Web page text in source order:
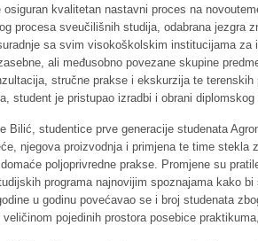
kvalitetan nastavni proces na
procesa sveučilišnih studija, odabrana jezgra
sa svim visokoškolskim institucijama
ali međusobno povezane skupine
stručne prakse i ekskurzija te
student je pristupao izradbi i obrani diplomskog
studentice prve generacije studenata
njegova proizvodnja i primjena te time
poljoprivredne prakse. Promjene su
programa najnovijim spoznajama kako
u godinu povećavao se i broj studenata
pojedinih prostora posebice